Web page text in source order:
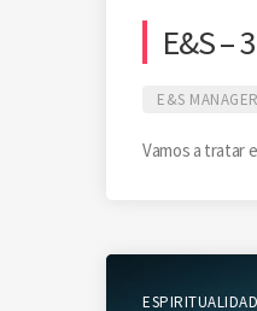
E&S –
E&S MANAGER
Vamos a tratar